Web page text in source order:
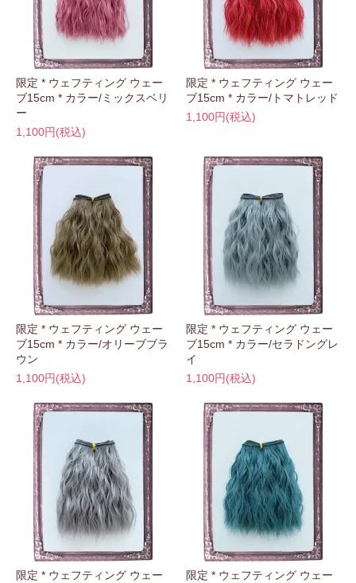
限定 * ウェフティング ウェー
ブ15cm * カラー/ミックスベリ
ー
1,100円(税込)
限定 * ウェフティング ウェー
ブ15cm * カラー/トマトレッド
1,100円(税込)
限定 * ウェフティング ウェー
ブ15cm * カラー/オリーブブラ
ウン
1,100円(税込)
限定 * ウェフティング ウェー
ブ15cm * カラー/セラドングレ
イ
1,100円(税込)
限定 * ウェフティング ウェー
限定 * ウェフティング ウェー